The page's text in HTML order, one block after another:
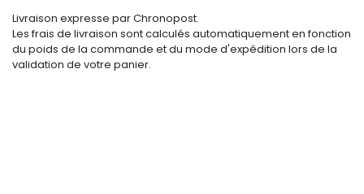
Livraison expresse par Chronopost.
Les frais de livraison sont calculés automatiquement en fonction
du poids de la commande et du mode d'expédition lors de la
validation de votre panier.